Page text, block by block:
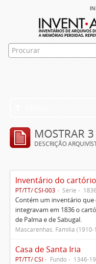
MOSTRAR
DESCRIÇÃO
Inventário do cartório
PT/TT/ CSI-003 Série 1836
Contém um inventário
integravam em 1836 o
de Palma e de Sabugal.
Mascarenhas. Família (1910-
Casa de Santa Iria
PT/TT/ CSI Fundo 1346-